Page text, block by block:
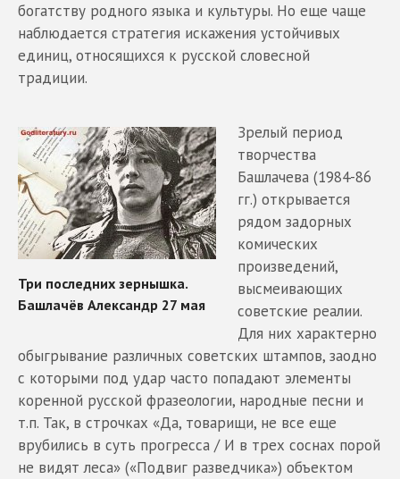
богатству родного языка и культуры. Но еще чаще
наблюдается стратегия искажения устойчивых
единиц, относящихся к русской словесной
традиции.
Зрелый период
творчества
Башлачева (1984-86
гг.) открывается
рядом задорных
комических
произведений,
высмеивающих
советские реалии.
Для них характерно
обыгрывание различных советских штампов, заодно
с которыми под удар часто попадают элементы
коренной русской фразеологии, народные песни и
т.п. Так, в строчках «Да, товарищи, не все еще
врубились в суть прогресса / И в трех соснах порой
не видят леса» («Подвиг разведчика») объектом